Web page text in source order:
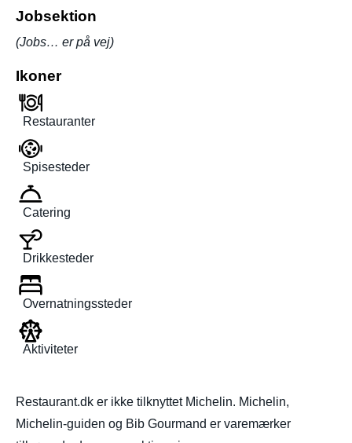
Jobsektion
(Jobs… er på vej)
Ikoner
Restauranter
Spisesteder
Catering
Drikkesteder
Overnatningssteder
Aktiviteter
Restaurant.dk er ikke tilknyttet Michelin. Michelin,
Michelin-guiden og Bib Gourmand er varemærker